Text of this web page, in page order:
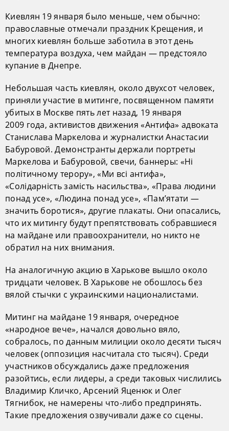
Киевлян 19 января было меньше, чем обычно:
православные отмечали праздник Крещения, и
многих киевлян больше заботила в этот день
температура воздуха, чем майдан — предстояло
купание в Днепре.
Небольшая часть киевлян, около двухсот человек,
приняли участие в митинге, посвященном памяти
убитых в Москве пять лет назад, 19 января
2009 года, активистов движения «Антифа» адвоката
Станислава Маркелова и журналистки Анастасии
Бабуровой. Демонстранты держали портреты
Маркелова и Бабуровой, свечи, баннеры: «Ні
політичному терору», «Ми всі антифа»,
«Солідарність замість насильства», «Права людини
понад усе», «Людина понад усе», «Пам’ятати —
значить боротися», другие плакаты. Они опасались,
что их митингу будут препятствовать собравшиеся
на майдане или правоохранители, но никто не
обратил на них внимания.
На аналогичную акцию в Харькове вышло около
тридцати человек. В Харькове не обошлось без
вялой стычки с украинскими националистами.
Митинг на майдане 19 января, очередное
«народное вече», начался довольно вяло,
собралось, по данным милиции около десяти тысяч
человек (оппозиция насчитала сто тысяч). Среди
участников обсуждались даже предложения
разойтись, если лидеры, а среди таковых числились
Владимир Кличко, Арсений Яценюк и Олег
Тягнибок, не намерены что-либо предпринять.
Такие предложения озвучивали даже со сцены.